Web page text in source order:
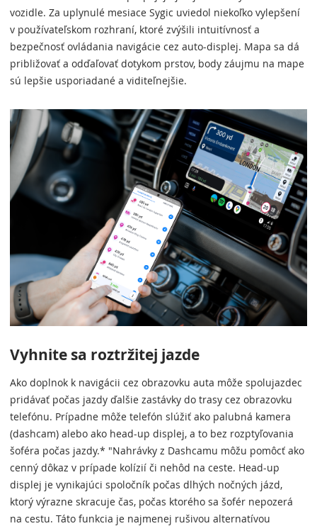
vozidle. Za uplynulé mesiace Sygic uviedol niekoľko vylepšení
v používateľskom rozhraní, ktoré zvýšili intuitívnosť a
bezpečnosť ovládania navigácie cez auto-displej. Mapa sa dá
približovať a odďaľovať dotykom prstov, body záujmu na mape
sú lepšie usporiadané a viditeľnejšie.
Vyhnite sa roztržitej jazde
Ako doplnok k navigácii cez obrazovku auta môže spolujazdec
pridávať počas jazdy ďalšie zastávky do trasy cez obrazovku
telefónu. Prípadne môže telefón slúžiť ako palubná kamera
(dashcam) alebo ako head-up displej, a to bez rozptyľovania
šoféra počas jazdy.* "Nahrávky z Dashcamu môžu pomôcť ako
cenný dôkaz v prípade kolízií či nehôd na ceste. Head-up
displej je vynikajúci spoločník počas dlhých nočných jázd,
ktorý výrazne skracuje čas, počas ktorého sa šofér nepozerá
na cestu. Táto funkcia je najmenej rušivou alternatívou